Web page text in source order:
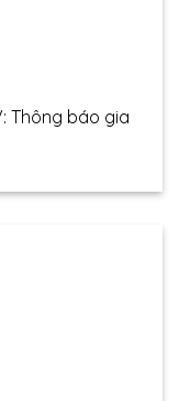
Thông báo gia